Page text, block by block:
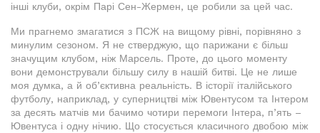
інші клуби, окрім Парі Сен-Жермен, це робили за цей час.
Ми прагнемо змагатися з ПСЖ на вищому рівні, порівняно з
минулим сезоном. Я не стверджую, що парижани є більш
значущим клубом, ніж Марсель. Проте, до цього моменту
вони демонстрували більшу силу в нашій битві. Це не лише
моя думка, а й об’єктивна реальність. В історії італійського
футболу, наприклад, у суперництві між Ювентусом та Інтером
за десять матчів ми бачимо чотири перемоги Інтера, п’ять –
Ювентуса і одну нічию. Що стосується класичного двобою між